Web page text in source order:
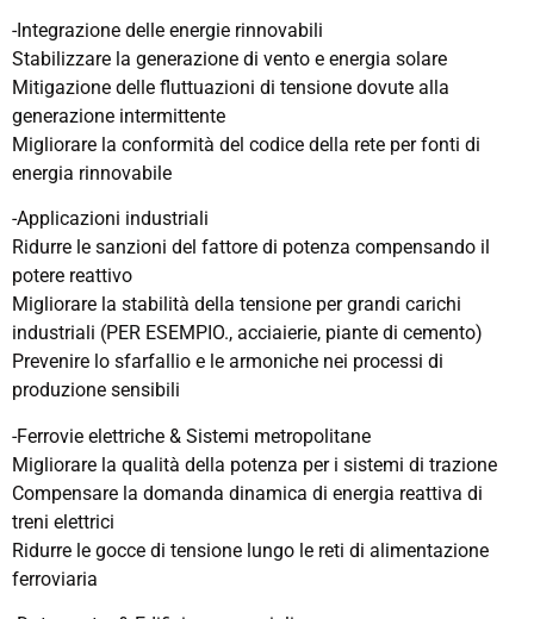
-Integrazione delle energie rinnovabili
Stabilizzare la generazione di vento e energia solare
Mitigazione delle fluttuazioni di tensione dovute alla
generazione intermittente
Migliorare la conformità del codice della rete per fonti di
energia rinnovabile
-Applicazioni industriali
Ridurre le sanzioni del fattore di potenza compensando il
potere reattivo
Migliorare la stabilità della tensione per grandi carichi
industriali (PER ESEMPIO., acciaierie, piante di cemento)
Prevenire lo sfarfallio e le armoniche nei processi di
produzione sensibili
-Ferrovie elettriche & Sistemi metropolitane
Migliorare la qualità della potenza per i sistemi di trazione
Compensare la domanda dinamica di energia reattiva di
treni elettrici
Ridurre le gocce di tensione lungo le reti di alimentazione
ferroviaria